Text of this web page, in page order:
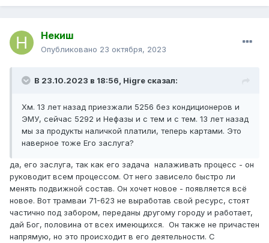
Некиш
Опубликовано 23 октября, 2023
В 23.10.2023 в 18:56, Higre сказал:
Хм. 13 лет назад приезжали 5256 без кондиционеров и
ЭМУ, сейчас 5292 и Нефазы и с тем и с тем. 13 лет назад
мы за продукты наличкой платили, теперь картами. Это
наверное тоже Его заслуга?
да, его заслуга, так как его задача налаживать процесс - он
руководит всем процессом. От него зависело быстро ли
менять подвижной состав. Он хочет новое - появляется всё
новое. Вот трамваи 71-623 не выработав свой ресурс, стоят
частично под забором, переданы другому городу и работает,
дай Бог, половина от всех имеющихся. Он также не причастен
напрямую, но это происходит в его деятельности. С